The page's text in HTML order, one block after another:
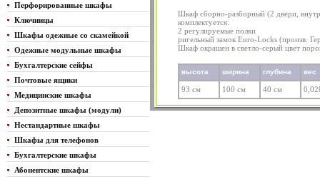
Перфорированные шкафы
Ключницы
Шкафы одежные со скамейкой
Одежные модульные шкафы
Бухгалтерские сейфы
Почтовые ящики
Медицинские шкафы
Депозитные шкафы (модули)
Нестандартные шкафы
Шкафы для телефонов
Бухгалтерские шкафы
Абонентские шкафы
Шкаф сборно-разборный (2 двери,
комплектуется:
2 регулируемые полки
ригельный замок Euro-Locks (произв.
Шкаф окрашен в светло-серый цвет
высота ширина глубина вес
93 см 100 см 40 см